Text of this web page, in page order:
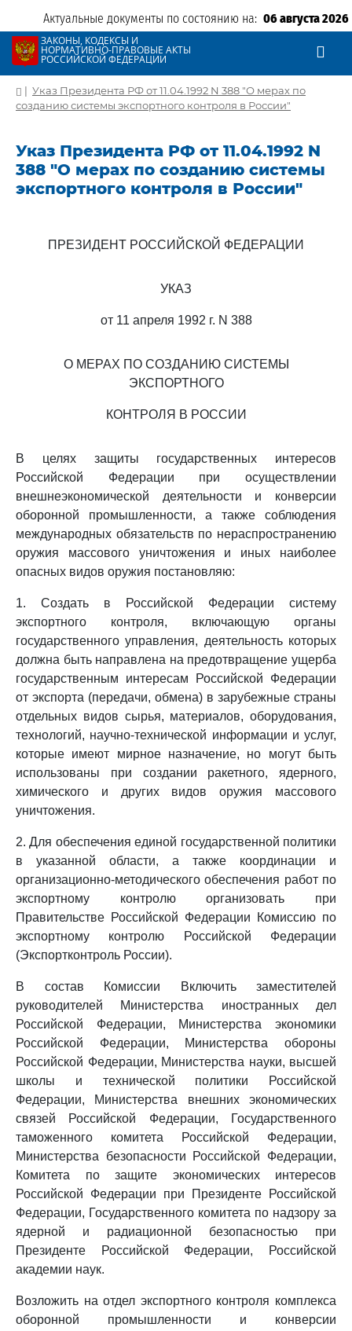
Актуальные документы по состоянию на: 06 августа 2026
ЗАКОНЫ, КОДЕКСЫ И
НОРМАТИВНО-ПРАВОВЫЕ АКТЫ
РОССИЙСКОЙ ФЕДЕРАЦИИ
| Указ Президента РФ от 11.04.1992 N 388 "О мерах по
созданию системы экспортного контроля в России"
Указ Президента РФ от 11.04.1992 N
388 "О мерах по созданию системы
экспортного контроля в России"
ПРЕЗИДЕНТ РОССИЙСКОЙ ФЕДЕРАЦИИ
УКАЗ
от 11 апреля 1992 г. N 388
О МЕРАХ ПО СОЗДАНИЮ СИСТЕМЫ
ЭКСПОРТНОГО
КОНТРОЛЯ В РОССИИ
В целях защиты государственных интересов
Российской Федерации при осуществлении
внешнеэкономической деятельности и конверсии
оборонной промышленности, а также соблюдения
международных обязательств по нераспространению
оружия массового уничтожения и иных наиболее
опасных видов оружия постановляю:
1. Создать в Российской Федерации систему
экспортного контроля, включающую органы
государственного управления, деятельность которых
должна быть направлена на предотвращение ущерба
государственным интересам Российской Федерации
от экспорта (передачи, обмена) в зарубежные страны
отдельных видов сырья, материалов, оборудования,
технологий, научно-технической информации и услуг,
которые имеют мирное назначение, но могут быть
использованы при создании ракетного, ядерного,
химического и других видов оружия массового
уничтожения.
2. Для обеспечения единой государственной политики
в указанной области, а также координации и
организационно-методического обеспечения работ по
экспортному контролю организовать при
Правительстве Российской Федерации Комиссию по
экспортному контролю Российской Федерации
(Экспортконтроль России).
В состав Комиссии Включить заместителей
руководителей Министерства иностранных дел
Российской Федерации, Министерства экономики
Российской Федерации, Министерства обороны
Российской Федерации, Министерства науки, высшей
школы и технической политики Российской
Федерации, Министерства внешних экономических
связей Российской Федерации, Государственного
таможенного комитета Российской Федерации,
Министерства безопасности Российской Федерации,
Комитета по защите экономических интересов
Российской Федерации при Президенте Российской
Федерации, Государственного комитета по надзору за
ядерной и радиационной безопасностью при
Президенте Российской Федерации, Российской
академии наук.
Возложить на отдел экспортного контроля комплекса
оборонной промышленности и конверсии